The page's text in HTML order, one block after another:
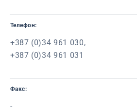
Телефон:
+387 (0)34 961 030,
+387 (0)34 961 031
Факс:
-